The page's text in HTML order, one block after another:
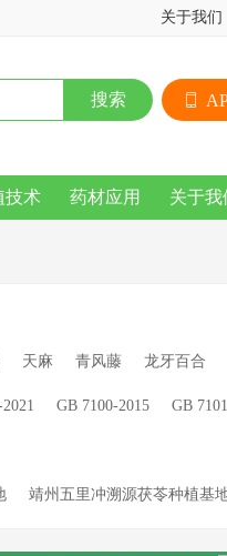
关于我们
搜索
技术 药材应用 关于我
天麻 青风藤 龙牙百合
GB 7100-2015 GB
靖州五里冲溯源茯苓种植基